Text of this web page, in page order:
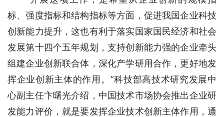
标、强度指标和结构指标等方面，促进我国企业科技
创新能力提升，这也有利于落实国家国民经济和社会
发展第十四个五年规划，支持创新能力强的企业牵头
组建企业创新联合体，深化产学研用合作，更好地发
挥企业创新主体的作用。”科技部高技术研究发展中
心副主任卞曙光介绍，中国技术市场协会推出企业研
发能力评价，就是要发挥企业技术创新主体作用，通